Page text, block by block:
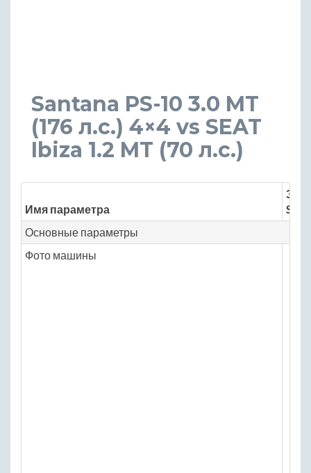
Santana PS-10 3.0 MT
(176 л.с.) 4×4 vs SEAT
Ibiza 1.2 MT (70 л.с.)
Имя параметра
Основные параметры
Фото машины